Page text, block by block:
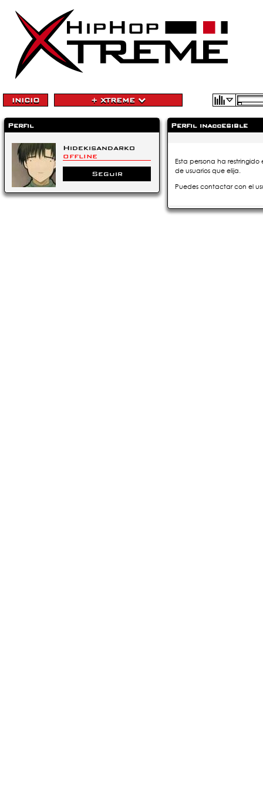
INICIO + XTREME
Perfil
Hidekisandarko
OFFLINE
Seguir
Perfil inaccesible
Esta persona ha
de usuarios que elija.
Puedes contactar con el